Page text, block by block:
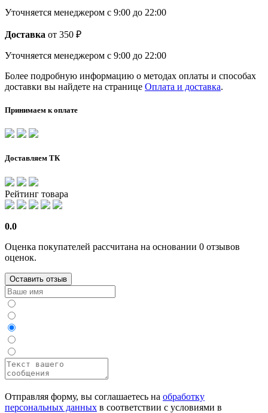
Уточняется менеджером с 9:00 до 22:00
Доставка от 350 ₽
Уточняется менеджером с 9:00 до 22:00
Более подробную информацию о методах оплаты и способах
доставки вы найдете на странице Оплата и доставка.
Принимаем к оплате
Доставляем ТК
Рейтинг товара
0.0
Оценка покупателей рассчитана на основании 0 отзывов
оценок.
Оставить отзыв
Отправляя форму, вы соглашаетесь на обработку
персональных данных в соответствии с условиями в